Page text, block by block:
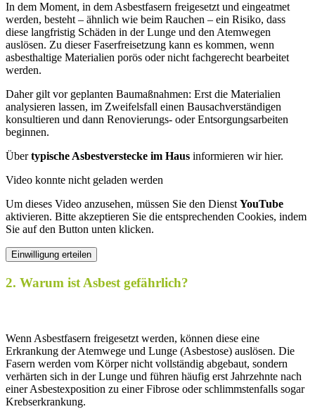
In dem Moment, in dem Asbestfasern freigesetzt und eingeatmet
werden, besteht – ähnlich wie beim Rauchen – ein Risiko, dass
diese langfristig Schäden in der Lunge und den Atemwegen
auslösen. Zu dieser Faserfreisetzung kann es kommen, wenn
asbesthaltige Materialien porös oder nicht fachgerecht bearbeitet
werden.
Daher gilt vor geplanten Baumaßnahmen: Erst die Materialien
analysieren lassen, im Zweifelsfall einen Bausachverständigen
konsultieren und dann Renovierungs- oder Entsorgungsarbeiten
beginnen.
Übertypische Asbestverstecke im Haus informieren wir hier.
Video konnte nicht geladen werden
Um dieses Video anzusehen, müssen Sie den Dienst YouTube
aktivieren. Bitte akzeptieren Sie die entsprechenden Cookies, indem
Sie auf den Button unten klicken.
Einwilligung erteilen
2. Warum ist Asbest gefährlich?
Wenn Asbestfasern freigesetzt werden, können diese eine
Erkrankung der Atemwege und Lunge (Asbestose) auslösen. Die
Fasern werden vom Körper nicht vollständig abgebaut, sondern
verhärten sich in der Lunge und führen häufig erst Jahrzehnte nach
einer Asbestexposition zu einer Fibrose oder schlimmstenfalls sogar
Krebserkrankung.